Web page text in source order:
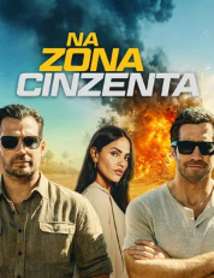
Na Zona Cinzenta Torrent
(2026) WEB-DL 1080p/4K
Dual Áudio